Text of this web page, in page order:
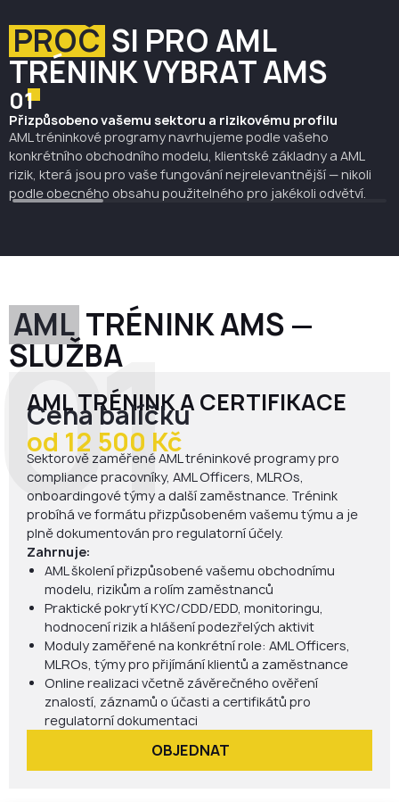
PROČ SI PRO AML
TRÉNINK VYBRAT AMS
01
Přizpůsobeno vašemu sektoru a rizikovému profilu
AML tréninkové programy navrhujeme podle vašeho
konkrétního obchodního modelu, klientské základny a AML
rizik, která jsou pro vaše fungování nejrelevantnější — nikoli
podle obecného obsahu použitelného pro jakékoli odvětví.
AML TRÉNINK AMS —
SLUŽBA
AML TRÉNINK A CERTIFIKACE
Cena balíčku
od 12 500 Kč
Sektorově zaměřené AML tréninkové programy pro
compliance pracovníky, AML Officers, MLROs,
onboardingové týmy a další zaměstnance. Trénink
probíhá ve formátu přizpůsobeném vašemu týmu a je
plně dokumentován pro regulatorní účely.
Zahrnuje:
AML školení přizpůsobené vašemu obchodnímu
modelu, rizikům a rolím zaměstnanců
Praktické pokrytí KYC/CDD/EDD, monitoringu,
hodnocení rizik a hlášení podezřelých aktivit
Moduly zaměřené na konkrétní role: AML Officers,
MLROs, týmy pro přijímání klientů a zaměstnance
Online realizaci včetně závěrečného ověření
znalostí, záznamů o účasti a certifikátů pro
regulatorní dokumentaci
OBJEDNAT